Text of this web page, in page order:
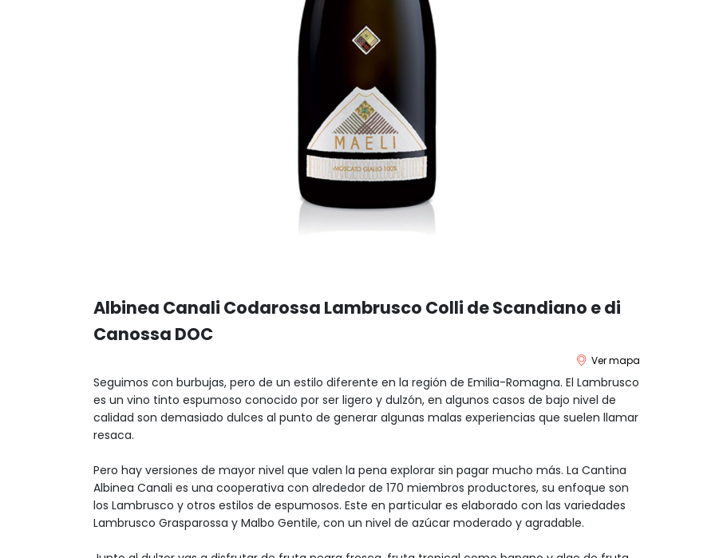
Albinea Canali Codarossa Lambrusco Colli de Scandiano e di
Canossa DOC
Ver mapa
Seguimos con burbujas, pero de un estilo diferente en la región de Emilia-Romagna. El Lambrusco
es un vino tinto espumoso conocido por ser ligero y dulzón, en algunos casos de bajo nivel de
calidad son demasiado dulces al punto de generar algunas malas experiencias que suelen llamar
resaca.
Pero hay versiones de mayor nivel que valen la pena explorar sin pagar mucho más. La Cantina
Albinea Canali es una cooperativa con alrededor de 170 miembros productores, su enfoque son
los Lambrusco y otros estilos de espumosos. Este en particular es elaborado con las variedades
Lambrusco Grasparossa y Malbo Gentile, con un nivel de azúcar moderado y agradable.